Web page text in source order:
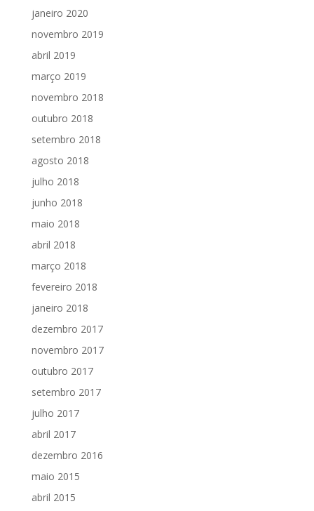
janeiro 2020
novembro 2019
abril 2019
março 2019
novembro 2018
outubro 2018
setembro 2018
agosto 2018
julho 2018
junho 2018
maio 2018
abril 2018
março 2018
fevereiro 2018
janeiro 2018
dezembro 2017
novembro 2017
outubro 2017
setembro 2017
julho 2017
abril 2017
dezembro 2016
maio 2015
abril 2015